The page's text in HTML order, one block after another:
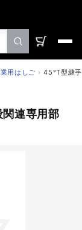
用はしご 45°T型継
連専用部